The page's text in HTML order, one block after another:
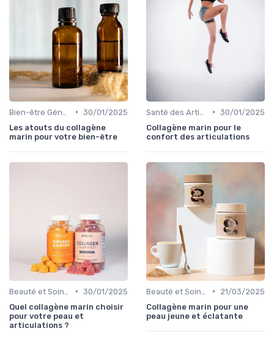
• 30/01/2025
Les atouts du collagène
marin pour votre bien-être
• 30/01/2025
Collagène marin pour le
confort des articulations
• 30/01/2025
Quel collagène marin choisir
pour votre peau et
articulations ?
•
21/03/2025
Collagène marin pour une
peau jeune et éclatante